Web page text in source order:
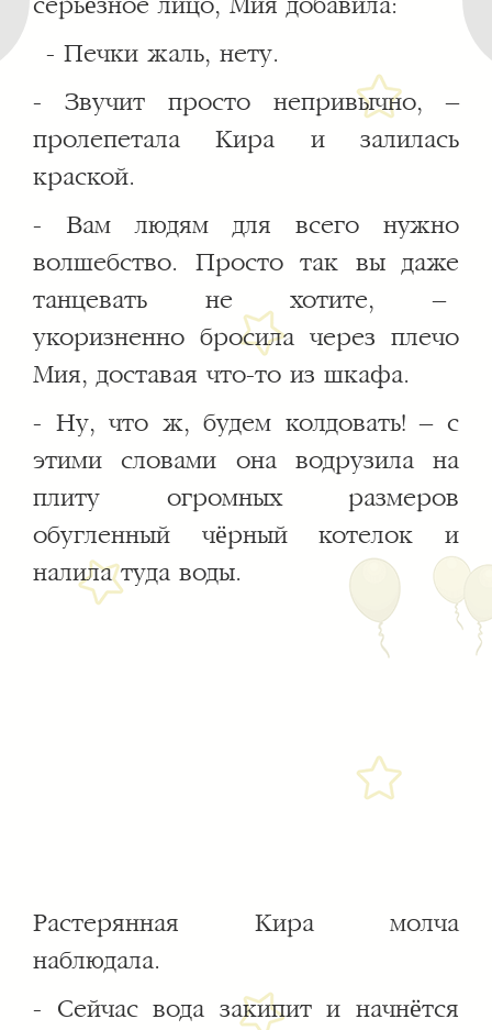
серьёзное лицо, Мия добавила:
- Печки жаль, нету.
- Звучит просто непривычно, –
пролепетала Кира и залилась
краской.
- Вам людям для всего нужно
волшебство. Просто так вы даже
танцевать не хотите, –
укоризненно бросила через плечо
Мия, доставая что-то из шкафа.
- Ну, что ж, будем колдовать! – с
этими словами она водрузила на
плиту огромных размеров
обугленный чёрный котелок и
налила туда воды.
Растерянная Кира молча
наблюдала.
- Сейчас вода закипит и начнётся